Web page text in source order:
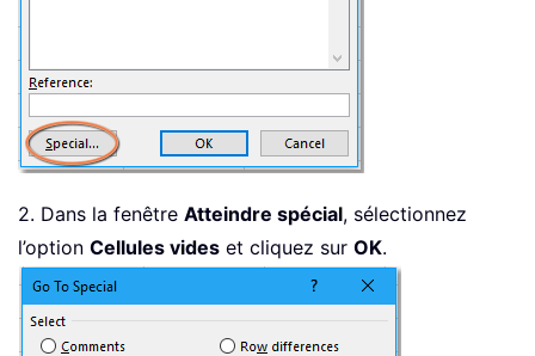
2. Dans la fenêtre Atteindre spécial, sélectionnez
l’option Cellules vides et cliquez sur OK.